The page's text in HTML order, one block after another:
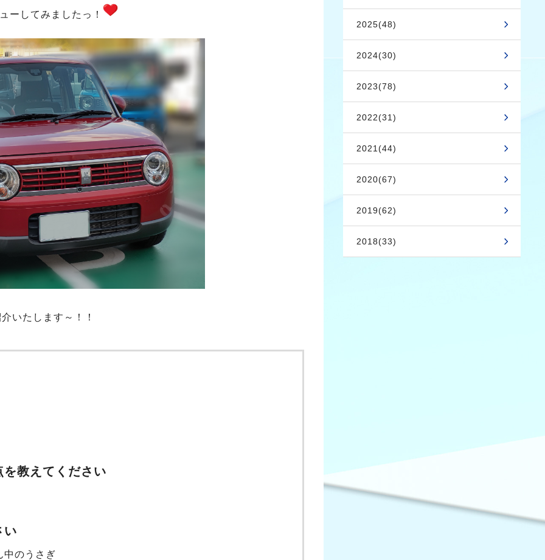
ーしてみましたっ！
いたします～！！
教えてください
い
中のうさぎ
2025(48)
2024(30)
2023(78)
2022(31)
2021(44)
2020(67)
2019(62)
2018(33)